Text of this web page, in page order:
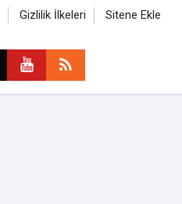
Gizlilik İlkeleri Sitene Ekle